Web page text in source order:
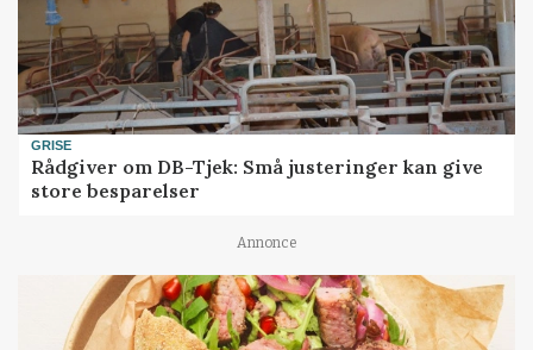
GRISE
Rådgiver om DB-Tjek: Små justeringer kan give
store besparelser
Annonce